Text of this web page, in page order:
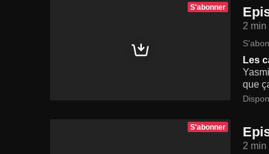
S'abonner
2 min
Les
que
S'abonner
2 min